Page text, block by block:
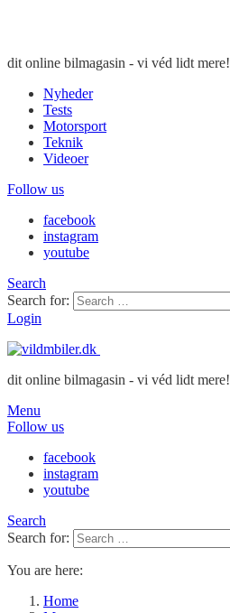
dit online bilmagasin - vi véd lidt mere!
Nyheder
Tests
Motorsport
Teknik
Videoer
Follow us
facebook
instagram
youtube
Search
Search for:
Login
dit online bilmagasin - vi véd lidt mere!
Menu
Follow us
facebook
instagram
youtube
Search
Search for:
You are here:
Home